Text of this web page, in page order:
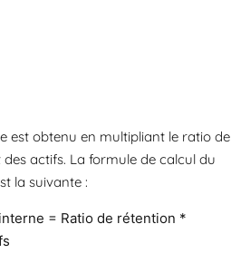
est obtenu en multipliant le ratio de
actifs. La formule de calcul du
la suivante :
= Ratio de rétention *